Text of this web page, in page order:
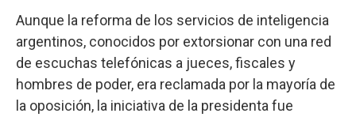
Aunque la reforma de los servicios de inteligencia
argentinos, conocidos por extorsionar con una red
de escuchas telefónicas a jueces, fiscales y
hombres de poder, era reclamada por la mayoría de
la oposición, la iniciativa de la presidenta fue